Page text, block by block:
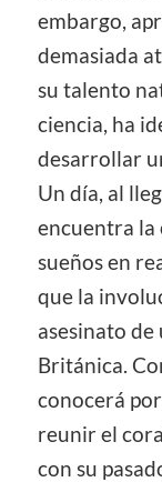
embargo,
demasiada
su talento
ciencia, ha
desarrollar
Un día, al
encuentra
sueños en
que la
asesinato
Británica.
conocerá
reunir el
con su